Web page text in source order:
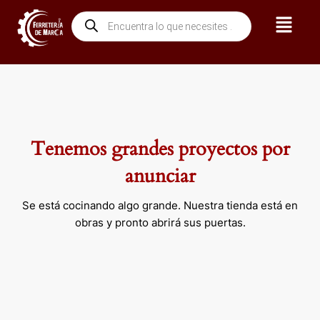
contenido
Búsqueda
de
productos
Menú
Tenemos grandes proyectos por
anunciar
Se está cocinando algo grande. Nuestra tienda está en
obras y pronto abrirá sus puertas.